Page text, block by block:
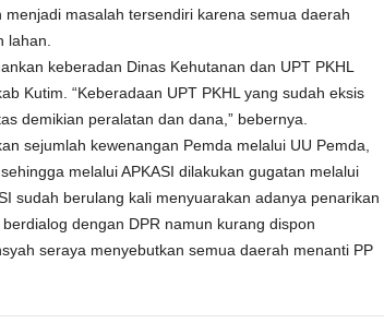
masalah tersendiri karena semua daerah
lahan.
keberadan Dinas Kehutanan dan UPT PKHL
Kutim. “Keberadaan UPT PKHL yang sudah eksis
demikian peralatan dan dana,” bebernya.
sejumlah kewenangan Pemda melalui UU Pemda,
melalui APKASI dilakukan gugatan melalui
sudah berulang kali menyuarakan adanya penarikan
dengan DPR namun kurang dispon
seraya menyebutkan semua daerah menanti PP